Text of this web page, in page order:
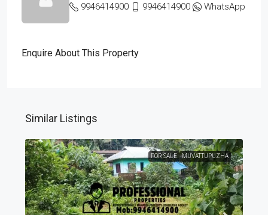
9946414900
9946414900 WhatsApp
Enquire About This Property
Similar Listings
FOR SALE MUVATTUPUZHA